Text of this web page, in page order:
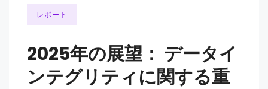
レポート
2025年の展望： データイ
ンテグリティに関する重